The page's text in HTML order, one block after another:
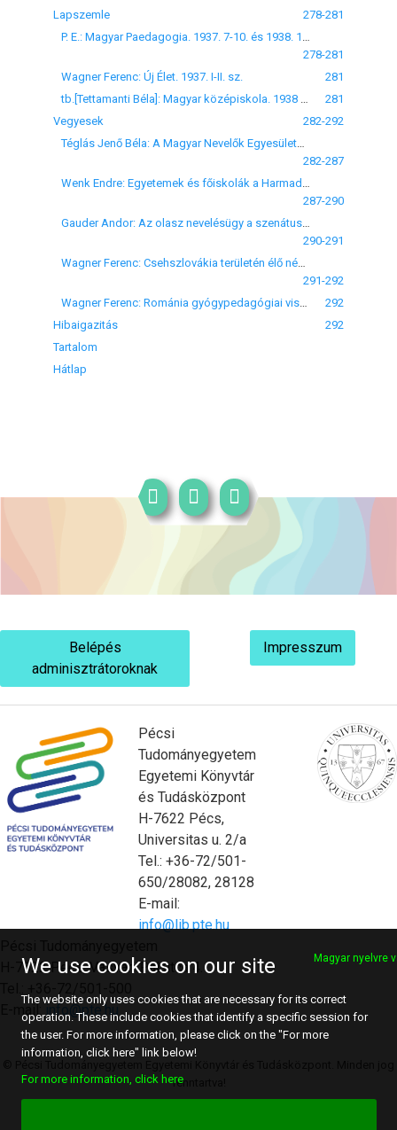
Lapszemle
278-281
278-281
Wagner Ferenc: Új Élet. 1937. I-II. sz.
281
281
Vegyesek
282-292
282-287
287-290
290-291
291-292
292
Hibaigazitás
292
Tartalom
Hátlap
Belépés
adminisztrátoroknak
Impresszum
Pécsi
Tudományegyetem
Egyetemi Könyvtár
és Tudásközpont
H-7622 Pécs,
Universitas u. 2/a
Tel.: +36-72/501-
650/28082, 28128
E-mail:
info@lib.pte.hu
H-7622 Pécs, Vasvári Pál utca 4.
info@pte.hu
fenntartva!
We use cookies on our site Magyar nyelvre
The website only uses cookies that are necessary for its correct
operation. These include cookies that identify a specific session for
the user. For more information, please click on the "For more
information, click here" link below!
For more information, click here